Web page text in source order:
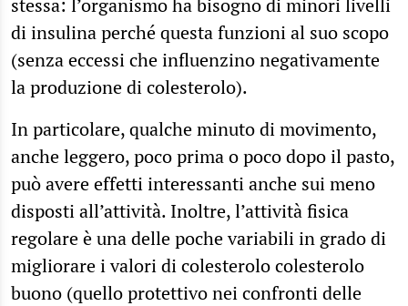
di insulina perché questa funzioni al suo scopo
(senza eccessi che influenzino negativamente
la produzione di colesterolo).
In particolare, qualche minuto di movimento,
anche leggero, poco prima o poco dopo il pasto,
può avere effetti interessanti anche sui meno
disposti all’attività. Inoltre, l’attività fisica
regolare è una delle poche variabili in grado di
migliorare i valori di colesterolo colesterolo
buono (quello protettivo nei confronti delle